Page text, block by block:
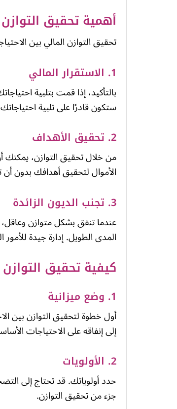
أهمية تحقيق
تحقيق التوازن المالي بين
1. الاستقرار المالي
بالتأكيد، إذا قمت بتلبية
ستكون قادرًا على تلبية
2. تحقيق الأهداف
من خلال تحقيق التوازن، يمكنك
الأموال لتحقيق أهدافك بدون أن
3. تجنب الديون الزائدة
عندما تنفق بشكل متوازن وعاقل،
المدى الطويل. إدارة جيدة
كيفية تحقيق
1. وضع ميزانية
أول خطوة لتحقيق التوازن بين
إلى إنفاقه على الاحتياجات
2. الأولويات
حدد أولوياتك. قد تحتاج إلى
جزء من تحقيق التوازن.